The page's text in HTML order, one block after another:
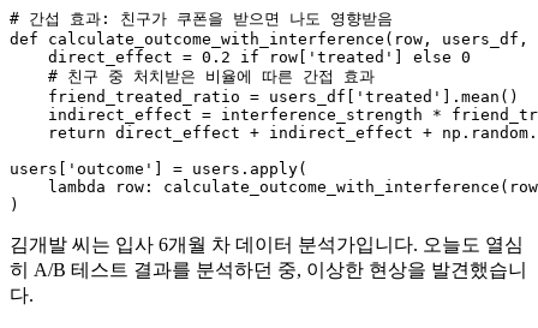
# 간섭 효과: 친구가 쿠폰을 받으면 나도 영향받음
def
calculate_outcome_with_interference ( row, users_df,
    direct_effect =
0.2 if row[ 'treated' else 0
# 친구 중 처치받은 비율에 따른 간접 효과
    friend_treated_ratio = users_df[
'treated'
].mean()
indirect_effect = interference_strength *
return direct_effect + indirect_effect +
users[
'outcome'
] = users.apply(
lambda row:
김개발 씨는 입사 6개월 차 데이터 분석가입니다. 오늘도 열심
히 A/B 테스트 결과를 분석하던 중, 이상한 현상을 발견했습니
다.